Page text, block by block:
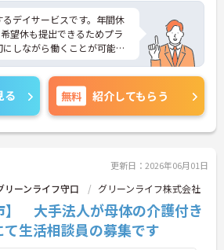
デイサービスです。年間休
望休も提出できるためプラ
しながら働くことが可能で
へのフォロー体制がご用意
働きやすい職場環境が整っ
接対策ポイントなど、さら
すのでお気軽にご相談くだ
る 無料 紹介してもらう
更新日：2026年06月01日
リーンライフ守口 グリーンライフ株式会社
】 大手法人が母体の介護付き
生活相談員の募集です